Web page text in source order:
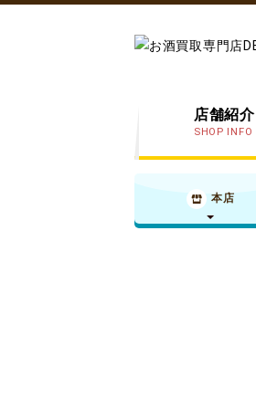
店舗紹介
SHOP INFO
本店